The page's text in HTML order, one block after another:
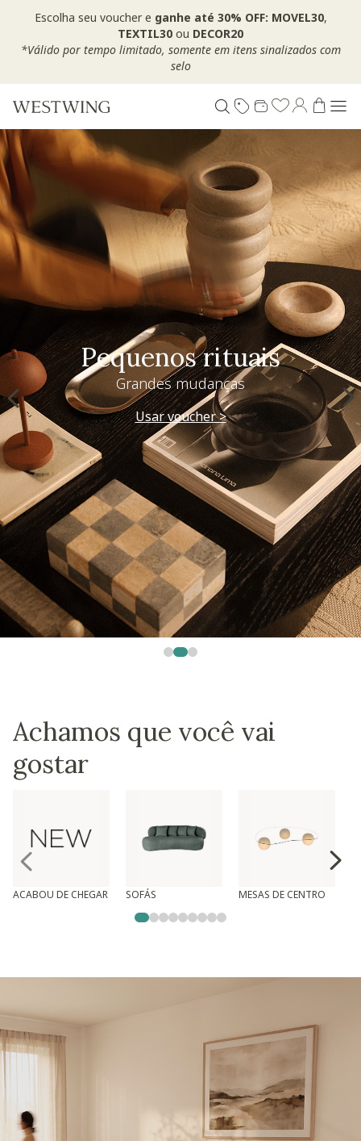
Escolha seu voucher e ganhe até 30% OFF: MOVEL30,
TEXTIL30 ou DECOR20
*Válido por tempo limitado, somente em itens sinalizados com
selo
Pequenos rituais
Grandes mudanças
Usar voucher >
Achamos que você vai
gostar
ACABOU DE CHEGAR SOFÁS MESAS DE CENTRO